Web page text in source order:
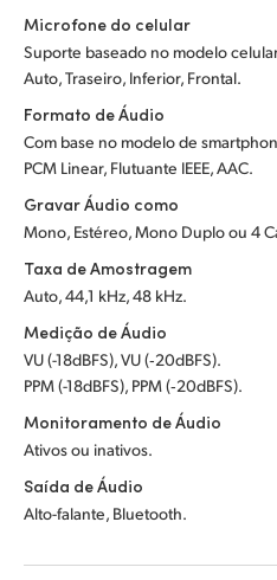
Microfone do celular
Suporte baseado no modelo
Auto, Traseiro, Inferior, Frontal.
Formato de Áudio
Com base no modelo de
PCM Linear, Flutuante IEEE, AAC.
Gravar Áudio como
Mono, Estéreo, Mono Duplo ou 4
Taxa de Amostragem
Auto, 44,1 kHz, 48 kHz.
Medição de Áudio
VU (-18dBFS), VU (‑20dBFS).
PPM (-18dBFS), PPM (‑20dBFS).
Monitoramento de Áudio
Ativos ou inativos.
Saída de Áudio
Alto-falante, Bluetooth.